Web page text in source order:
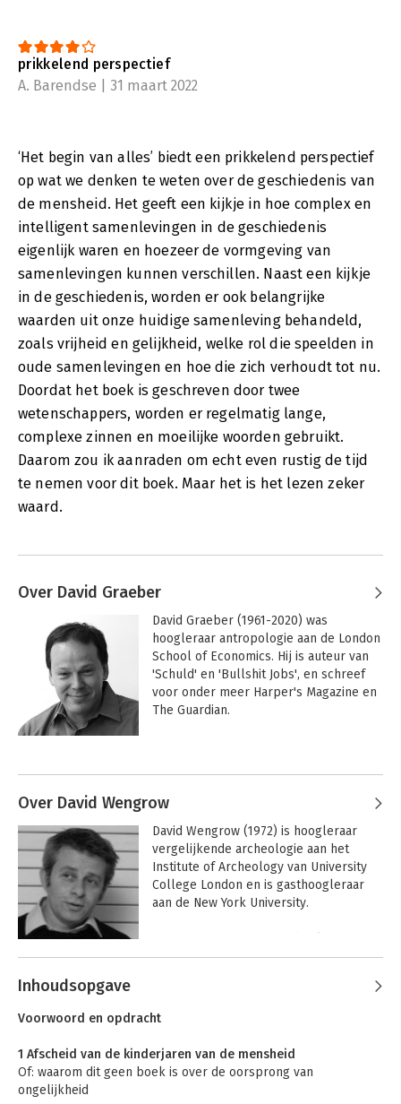
prikkelend perspectief
A. Barendse | 31 maart 2022
‘Het begin van alles’ biedt een prikkelend perspectief
op wat we denken te weten over de geschiedenis van
de mensheid. Het geeft een kijkje in hoe complex en
intelligent samenlevingen in de geschiedenis
eigenlijk waren en hoezeer de vormgeving van
samenlevingen kunnen verschillen. Naast een kijkje
in de geschiedenis, worden er ook belangrijke
waarden uit onze huidige samenleving behandeld,
zoals vrijheid en gelijkheid, welke rol die speelden in
oude samenlevingen en hoe die zich verhoudt tot nu.
Doordat het boek is geschreven door twee
wetenschappers, worden er regelmatig lange,
complexe zinnen en moeilijke woorden gebruikt.
Daarom zou ik aanraden om echt even rustig de tijd
te nemen voor dit boek. Maar het is het lezen zeker
waard.
Over David Graeber
David Graeber (1961-2020) was
hoogleraar antropologie aan de London
School of Economics. Hij is auteur van
'Schuld' en 'Bullshit Jobs', en schreef
voor onder meer Harper's Magazine en
The Guardian.
afronden van 'Het begin van alles'.
Bullshit jobs
Over David Wengrow
David Wengrow (1972) is hoogleraar
vergelijkende archeologie aan het
Institute of Archeology van University
College London en is gasthoogleraar
aan de New York University.
waaronder 'What makes civilization?' en
Midden-Oosten.
Andere boeken door David
Wengrow
Inhoudsopgave
Voorwoord en opdracht
1 Afscheid van de kinderjaren van de mensheid
Of: waarom dit geen boek is over de oorsprong van
ongelijkheid